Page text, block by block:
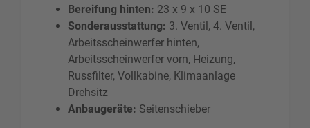
Bereifung hinten: 23 x 9 x 10 SE
Sonderausstattung: 3. Ventil, 4. Ventil,
Arbeitsscheinwerfer hinten,
Arbeitsscheinwerfer vorn, Heizung,
Russfilter, Vollkabine, Klimaanlage
Drehsitz
Anbaugeräte: Seitenschieber